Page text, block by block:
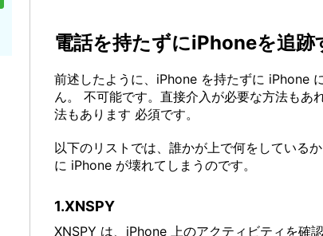
電話を持たずにiPhoneを追跡
前述したように、iPhone を持たずに iPhone
ん。 不可能です。直接介入が必要な方法もあ
法もあります 必須です。
以下のリストでは、誰かが上で何をしている
に iPhone が壊れてしまうのです。
1.XNSPY
XNSPY は、iPhone 上のアクティビティを確